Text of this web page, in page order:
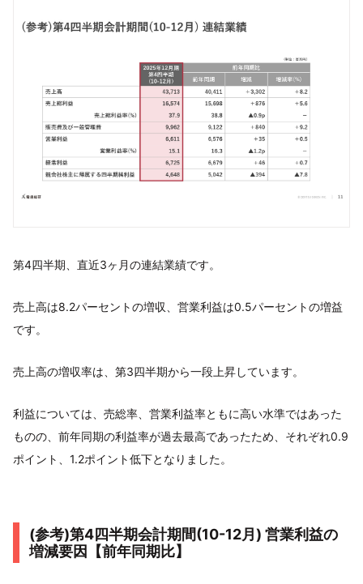
第4四半期、直近3ヶ⽉の連結業績です。
売上⾼は8.2パーセントの増収、営業利益は0.5パーセントの増益
です。
売上⾼の増収率は、第3四半期から⼀段上昇しています。
利益については、売総率、営業利益率ともに⾼い⽔準ではあった
ものの、前年同期の利益率が過去最⾼であったため、それぞれ0.9
ポイント、1.2ポイント低下となりました。
(参考)第4四半期会計期間(10-12⽉) 営業利益の
増減要因【前年同期⽐】